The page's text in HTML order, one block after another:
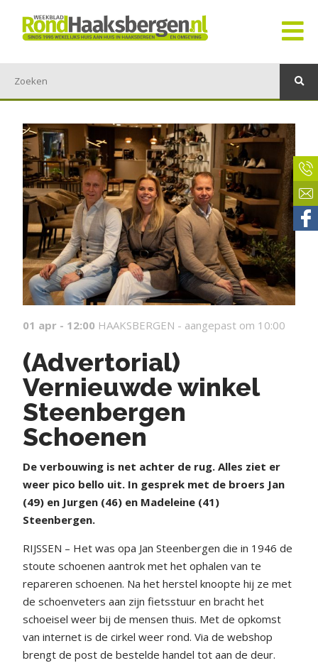
01 apr - 12:00 HAAKSBERGEN - aangepast om 10:00
(Advertorial)
Vernieuwde winkel
Steenbergen
Schoenen
De verbouwing is net achter de rug. Alles ziet er
weer pico bello uit. In gesprek met de broers Jan
(49) en Jurgen (46) en Madeleine (41)
Steenbergen.
RIJSSEN – Het was opa Jan Steenbergen die in 1946 de
stoute schoenen aantrok met het ophalen van te
repareren schoenen. Na het herstel knoopte hij ze met
de schoenveters aan zijn fietsstuur en bracht het
schoeisel weer bij de mensen thuis. Met de opkomst
van internet is de cirkel weer rond. Via de webshop
brengt de post de bestelde handel tot aan de deur.